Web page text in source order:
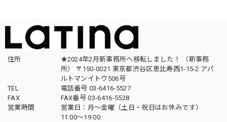
住所
★2024年2月新事務所へ移転しました！ （新事務
所） 〒150-0021 東京都渋谷区恵比寿西1-15-2 アパ
ルトマンイトウ506号
TEL
電話番号 03-6416-5527
FAX
FAX番号 03-6416-5528
営業時間
営業日：月〜金曜（土日・祝日はお休みです）
11:00〜19:00